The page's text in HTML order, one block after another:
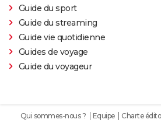
Guide du sport
Guide du streaming
Guide vie quotidienne
Guides de voyage
Guide du voyageur
Qui sommes-nous ? Equipe Charte